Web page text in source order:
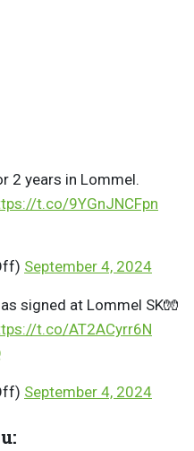
2 years in Lommel.
t.co/9YGnJNCFpn
September 4, 2024
signed at Lommel SK🧤
t.co/AT2ACyrr6N
September 4, 2024